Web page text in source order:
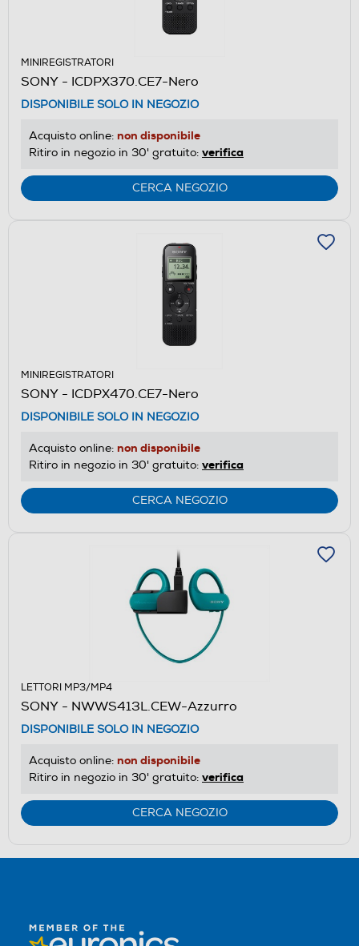
MINIREGISTRATORI
SONY - ICDPX370.CE7-Nero
DISPONIBILE SOLO IN NEGOZIO
Acquisto online: non disponibile
Ritiro in negozio in 30' gratuito: verifica
CERCA NEGOZIO
MINIREGISTRATORI
SONY - ICDPX470.CE7-Nero
DISPONIBILE SOLO IN NEGOZIO
Acquisto online: non disponibile
Ritiro in negozio in 30' gratuito: verifica
CERCA NEGOZIO
LETTORI MP3/MP4
SONY - NWWS413L.CEW-Azzurro
DISPONIBILE SOLO IN NEGOZIO
Acquisto online: non disponibile
Ritiro in negozio in 30' gratuito: verifica
CERCA NEGOZIO